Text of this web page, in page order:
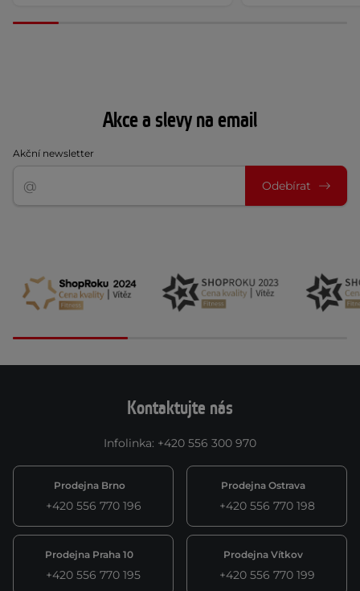
Akce a slevy na email
Akční newsletter
Odebírat
Kontaktujte nás
Infolinka: +420 556 300 970
Prodejna Brno
+420 556 770 196
Prodejna Ostrava
+420 556 770 198
Prodejna Praha 10
+420 556 770 195
Prodejna Vítkov
+420 556 770 199